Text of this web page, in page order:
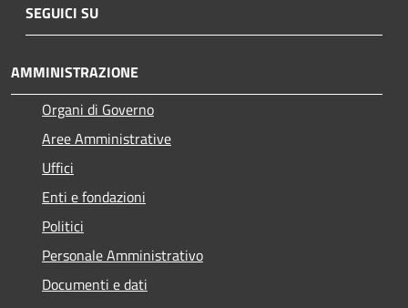
SEGUICI SU
AMMINISTRAZIONE
Organi di Governo
Aree Amministrative
Uffici
Enti e fondazioni
Politici
Personale Amministrativo
Documenti e dati